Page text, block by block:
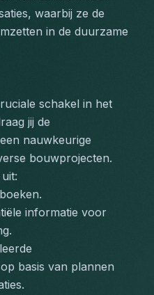
waarbij ze de
in de duurzame
schakel in het
jij de
nauwkeurige
bouwprojecten.
informatie voor
basis van plannen